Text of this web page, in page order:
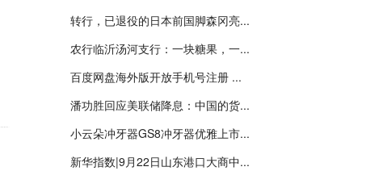
转行，已退役的日本前国脚森冈亮...
农行临沂汤河支行：一块糖果，一...
百度网盘海外版开放手机号注册 ...
潘功胜回应美联储降息：中国的货...
小云朵冲牙器GS8冲牙器优雅上市...
新华指数|9月22日山东港口大商中...